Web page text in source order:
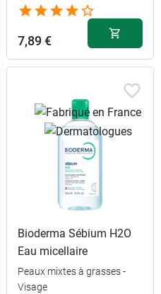
7,89 €
Bioderma Sébium H2O
Eau micellaire
Peaux mixtes à grasses -
Visage